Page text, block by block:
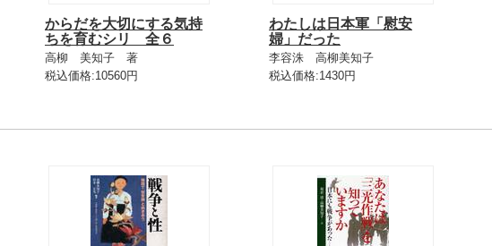
からだを大切にする気持
ちを育むシリ 全６
高柳 美知子 著
税込価格:10560円
わたしは日本軍「慰安
婦」だった
李容洙 高柳美知子
税込価格:1430円